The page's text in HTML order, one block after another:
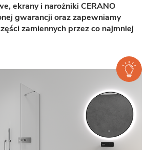
ekrany i narożniki CERANO
gwarancji oraz zapewniamy
zamiennych przez co najmniej